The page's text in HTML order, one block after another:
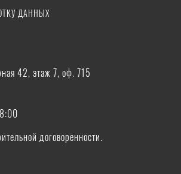
ДАННЫХ
42, этаж 7, оф. 715
договоренности.